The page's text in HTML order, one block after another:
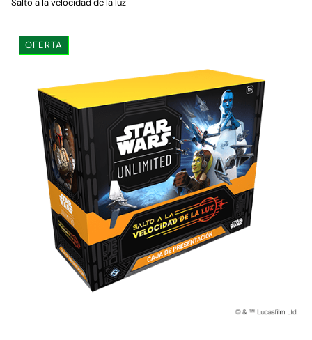
OFERTA